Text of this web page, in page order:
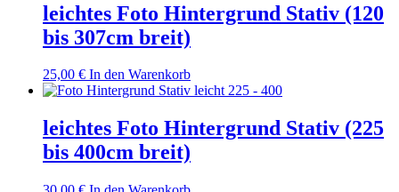
leichtes Foto Hintergrund Stativ (120
bis 307cm breit)
25,00 € In den Warenkorb
leichtes Foto Hintergrund Stativ (225
bis 400cm breit)